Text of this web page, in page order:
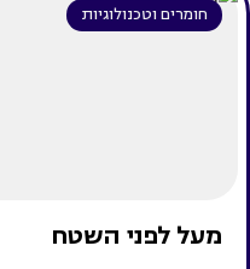
חומרים וטכנולוגיות
מעל לפני השטח